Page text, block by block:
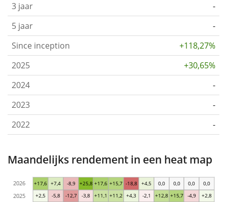
3 jaar
-
5 jaar
-
Since inception
+118,27%
2025
+30,65%
2024
-
2023
-
2022
-
Maandelijks rendement in een heat map
+2,5 -5,8 -12,7 -3,8 +11,1 +11,2 +4,3 -2,1 +12,8 +15,7 -4,9 +2,8
+17,6 +7,4 -8,9 +25,8 +17,6 +15,7 -18,8 +4,5 0,0 0,0 0,0 0,0
2025
2026